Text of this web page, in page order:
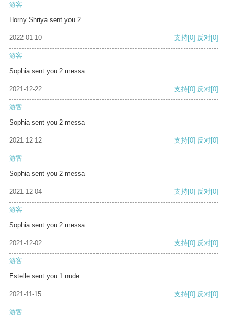
游客
Horny Shriya sent you 2
2022-01-10 支持[0] 反对[0]
游客
Sophia sent you 2 messa
2021-12-22 支持[0] 反对[0]
游客
Sophia sent you 2 messa
2021-12-12 支持[0] 反对[0]
游客
Sophia sent you 2 messa
2021-12-04 支持[0] 反对[0]
游客
Sophia sent you 2 messa
2021-12-02 支持[0] 反对[0]
游客
Estelle sent you 1 nude
2021-11-15 支持[0] 反对[0]
游客